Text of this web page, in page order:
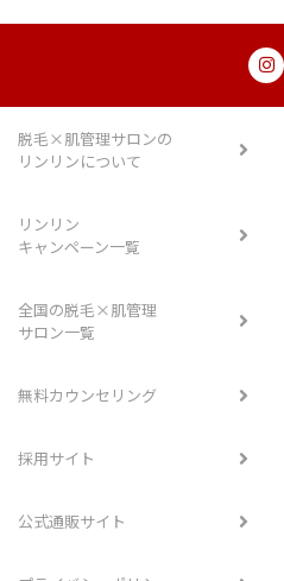
脱毛×肌管理サロンの
リンリンについて
リンリン
キャンペーン一覧
全国の脱毛×肌管理
サロン一覧
無料カウンセリング
採用サイト
公式通販サイト